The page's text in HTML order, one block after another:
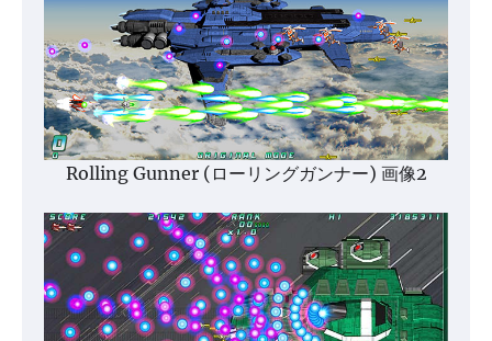
Rolling Gunner (ローリングガンナー) 画像2